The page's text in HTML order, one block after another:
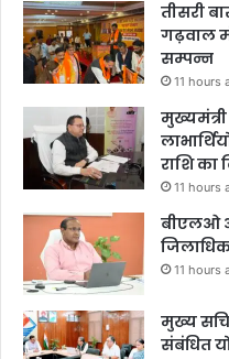
तीसरी
गढ़वाल
सम्पन्न
11 hours
राशि का
11 hours
बीएलओ
11 hours
मुख्य
संबंधित